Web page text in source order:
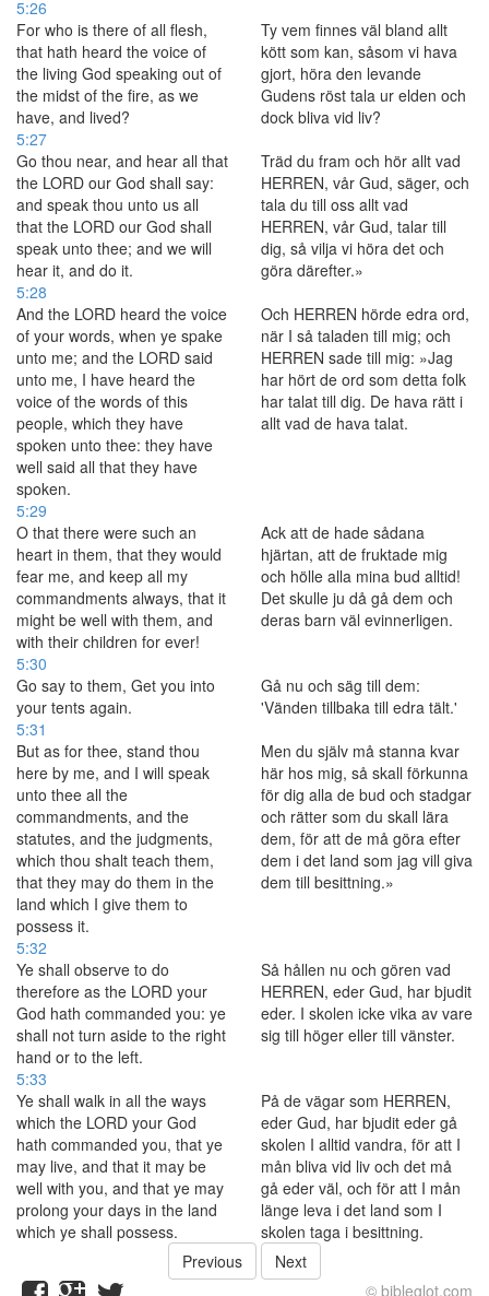
5:26
For who is there of all flesh,
that hath heard the voice of
the living God speaking out of
the midst of the fire, as we
have, and lived?
Ty vem finnes väl bland allt
kött som kan, såsom vi hava
gjort, höra den levande
Gudens röst tala ur elden och
dock bliva vid liv?
5:27
Go thou near, and hear all that
the LORD our God shall say:
and speak thou unto us all
that the LORD our God shall
speak unto thee; and we will
hear it, and do it.
Träd du fram och hör allt vad
HERREN, vår Gud, säger, och
tala du till oss allt vad
HERREN, vår Gud, talar till
dig, så vilja vi höra det och
göra därefter.»
5:28
And the LORD heard the voice
of your words, when ye spake
unto me; and the LORD said
unto me, I have heard the
voice of the words of this
people, which they have
spoken unto thee: they have
well said all that they have
spoken.
Och HERREN hörde edra ord,
när I så taladen till mig; och
HERREN sade till mig: »Jag
har hört de ord som detta folk
har talat till dig. De hava rätt i
allt vad de hava talat.
5:29
O that there were such an
heart in them, that they would
fear me, and keep all my
commandments always, that it
might be well with them, and
with their children for ever!
Ack att de hade sådana
hjärtan, att de fruktade mig
och hölle alla mina bud alltid!
Det skulle ju då gå dem och
deras barn väl evinnerligen.
5:30
Go say to them, Get you into
your tents again.
Gå nu och säg till dem:
'Vänden tillbaka till edra tält.'
5:31
But as for thee, stand thou
here by me, and I will speak
unto thee all the
commandments, and the
statutes, and the judgments,
which thou shalt teach them,
that they may do them in the
land which I give them to
possess it.
Men du själv må stanna kvar
här hos mig, så skall förkunna
för dig alla de bud och stadgar
och rätter som du skall lära
dem, för att de må göra efter
dem i det land som jag vill giva
dem till besittning.»
5:32
Ye shall observe to do
therefore as the LORD your
God hath commanded you: ye
shall not turn aside to the right
hand or to the left.
Så hållen nu och gören vad
HERREN, eder Gud, har bjudit
eder. I skolen icke vika av vare
sig till höger eller till vänster.
5:33
Ye shall walk in all the ways
which the LORD your God
hath commanded you, that ye
may live, and that it may be
well with you, and that ye may
prolong your days in the land
which ye shall possess.
På de vägar som HERREN,
eder Gud, har bjudit eder gå
skolen I alltid vandra, för att I
mån bliva vid liv och det må
gå eder väl, och för att I mån
länge leva i det land som I
skolen taga i besittning.
Previous
Next
© bibleglot.com